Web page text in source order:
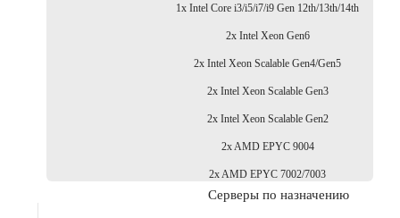
1x Intel Core i3/i5/i7/i9 Gen 12th/13th/14th
2x Intel Xeon Gen6
2x Intel Xeon Scalable Gen4/Gen5
2x Intel Xeon Scalable Gen3
2x Intel Xeon Scalable Gen2
2x AMD EPYC 9004
2x AMD EPYC 7002/7003
Серверы по назначению